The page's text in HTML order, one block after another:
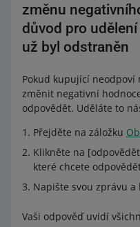
změnu
důvod pro
už byl odstraněn
Pokud kupující neodpoví
změnit negativní
odpovědět. Uděláte to
Přejděte na záložku
Klikněte na
které chcete
Napište svou zprávu
Vaši odpověď uvidí